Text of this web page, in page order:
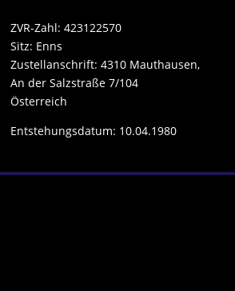
ZVR-Zahl: 423122570
Sitz: Enns
Zustellanschrift: 4310 Mauthausen,
An der Salzstraße 7/104
Österreich
Entstehungsdatum: 10.04.1980